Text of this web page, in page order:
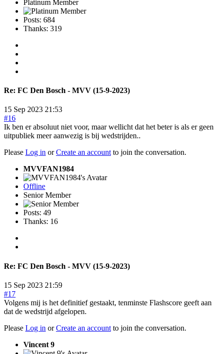
Platinum Member
Posts: 684
Thanks: 319
Re: FC Den Bosch - MVV (15-9-2023)
15 Sep 2023 21:53
#16
Ik ben er absoluut niet voor, maar wellicht dat het beter is als er geen
uitpubliek meer aanwezig is bij wedstrijden..
Please Log in orCreate an account to join the conversation.
MVVFAN1984
Offline
Senior Member
Posts: 49
Thanks: 16
Re: FC Den Bosch - MVV (15-9-2023)
15 Sep 2023 21:59
#17
Volgens mij is het definitief gestaakt, tenminste Flashscore geeft aan
dat de wedstrijd afgelopen.
Please Log in orCreate an account to join the conversation.
Vincent 9